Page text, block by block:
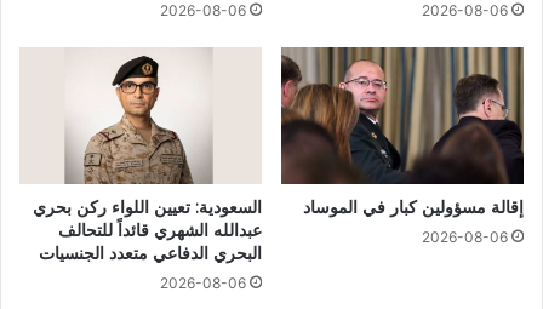
2026-08-06
2026-08-06
إقالة مسؤولين كبار في الموساد
2026-08-06
السعودية: تعيين اللواء ركن بحري
عبدالله الشهري قائداً للتحالف
البحري الدفاعي متعدد الجنسيات
2026-08-06